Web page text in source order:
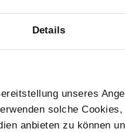
Details
unseres
solche
anbieten zu können